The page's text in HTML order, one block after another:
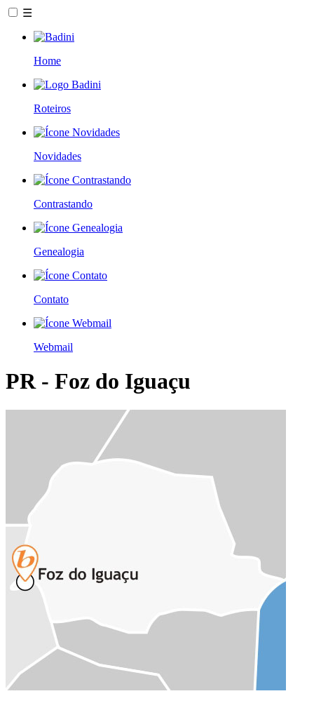
☰
Home
Roteiros
Novidades
Contrastando
Genealogia
Contato
Webmail
PR - Foz do Iguaçu